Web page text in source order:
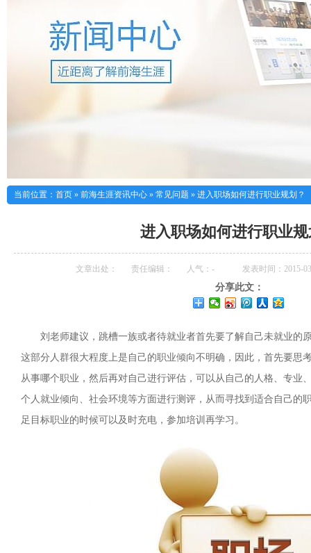
当前位置： 首页 » 前海生涯资讯中心 » 常见问题 » 进入职场如何进行职业规划？
进入职场如何进行职业
文章出处： 责任编辑： 人气： - 发表时间：2015-
分享此文：
刘老师建议，跳槽一族或者待就业者首先要了解自己未就业的
这部分人群很大程度上是自己的职业倾向不明确，因此，首先要思
从事哪个职业，然后再对自己进行评估，可以从自己的人格、专业
个人就业倾向、社会环境等方面进行测评，从而寻找到适合自己的
足目标职业的时候可以及时充电，参加培训再学习。